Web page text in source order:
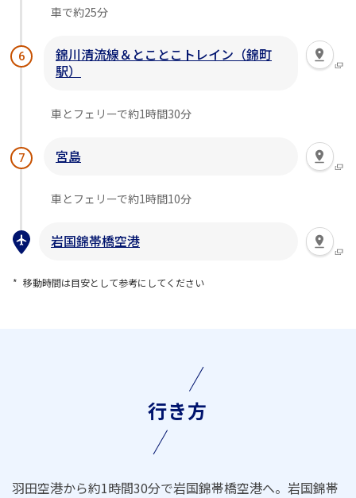
車で約25分
6
錦川清流線＆とことこトレイン（錦町
駅）
車とフェリーで約1時間30分
7 宮島
車とフェリーで約1時間10分
岩国錦帯橋空港
移動時間は目安として参考にしてください
行き方
羽田空港から約1時間30分で岩国錦帯橋空港へ。岩国錦帯